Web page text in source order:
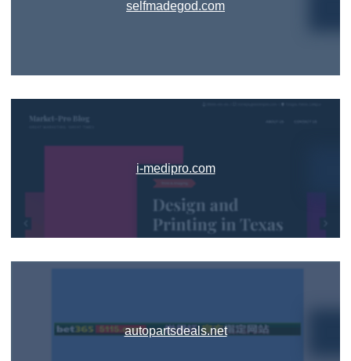
selfmadegod.com
i-medipro.com
autopartsdeals.net